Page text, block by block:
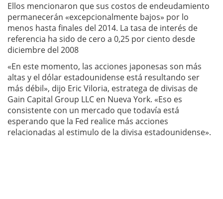
Ellos mencionaron que sus costos de endeudamiento
permanecerán «excepcionalmente bajos» por lo
menos hasta finales del 2014. La tasa de interés de
referencia ha sido de cero a 0,25 por ciento desde
diciembre del 2008
«En este momento, las acciones japonesas son más
altas y el dólar estadounidense está resultando ser
más débil», dijo Eric Viloria, estratega de divisas de
Gain Capital Group LLC en Nueva York. «Eso es
consistente con un mercado que todavía está
esperando que la Fed realice más acciones
relacionadas al estimulo de la divisa estadounidense».